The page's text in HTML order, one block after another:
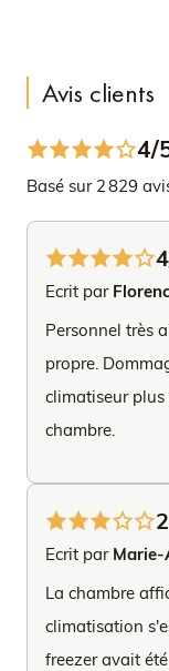
Avis clients
4/
Basé sur 2 829
Ecrit par
Personnel très
propre.
climatiseur
chambre.
Ecrit par Marie-
La chambre
climatisation
freezer avait